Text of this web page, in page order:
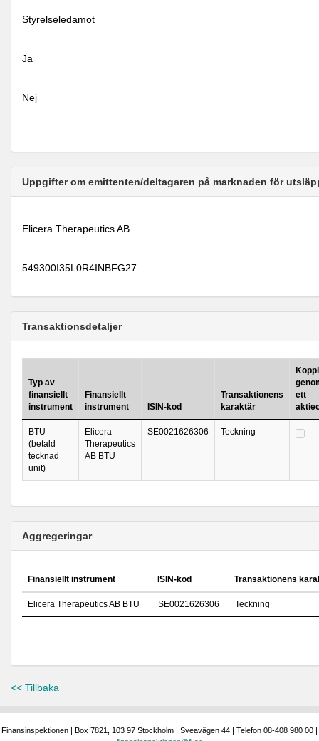
Styrelseledamot
Ja
Nej
Uppgifter om emittenten/deltagaren på marknaden för
Elicera Therapeutics AB
549300I35L0R4INBFG27
Transaktionsdetaljer
Typ av
finansiellt
instrument
Finansiellt
instrument
ISIN-kod
Transaktionens
karaktär
ett
BTU
(betald
tecknad
unit)
Elicera
Therapeutics
AB BTU
SE0021626306 Teckning
Aggregeringar
Finansiellt instrument ISIN-kod Transaktionens
Elicera Therapeutics AB BTU SE0021626306 Teckning
<< Tillbaka
Finansinspektionen | Box 7821, 103 97 Stockholm | Sveavägen 44 | Telefon 08-408 980 00 |